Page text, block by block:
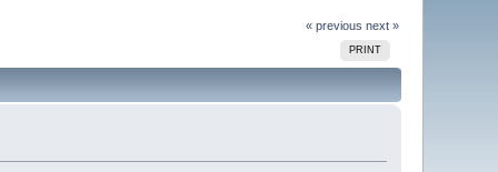
« previous next »
PRINT